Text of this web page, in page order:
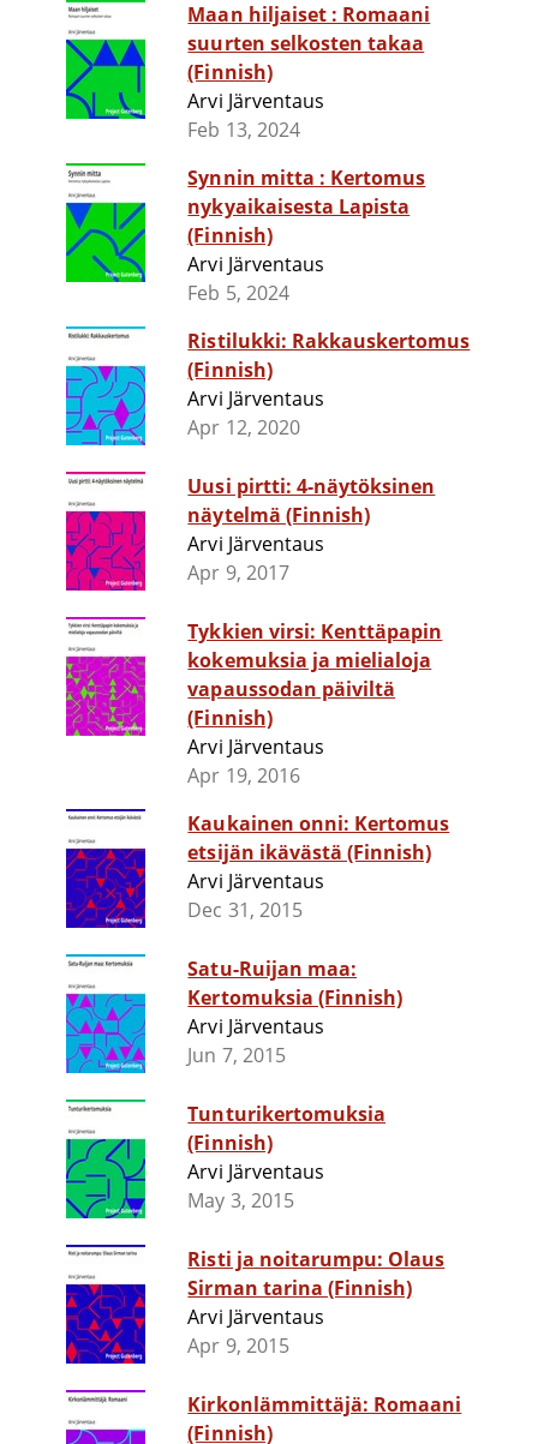
Maan hiljaiset : Romaani
suurten selkosten takaa
(Finnish)
Arvi Järventaus
Feb 13, 2024
Synnin mitta : Kertomus
nykyaikaisesta Lapista
(Finnish)
Arvi Järventaus
Feb 5, 2024
Ristilukki: Rakkauskertomus
(Finnish)
Arvi Järventaus
Apr 12, 2020
Uusi pirtti: 4-näytöksinen
näytelmä (Finnish)
Arvi Järventaus
Apr 9, 2017
Tykkien virsi: Kenttäpapin
kokemuksia ja mielialoja
vapaussodan päiviltä
(Finnish)
Arvi Järventaus
Apr 19, 2016
Kaukainen onni: Kertomus
etsijän ikävästä (Finnish)
Arvi Järventaus
Dec 31, 2015
Satu-Ruijan maa:
Kertomuksia (Finnish)
Arvi Järventaus
Jun 7, 2015
Tunturikertomuksia
(Finnish)
Arvi Järventaus
May 3, 2015
Risti ja noitarumpu: Olaus
Sirman tarina (Finnish)
Arvi Järventaus
Apr 9, 2015
Kirkonlämmittäjä: Romaani
(Finnish)